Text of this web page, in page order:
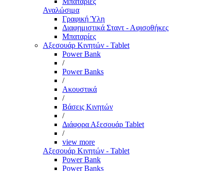
Αναλώσιμα
Γραφική Ύλη
Διαφημιστικά Σταντ - Αφισοθήκες
Μπαταρίες
Αξεσουάρ Κινητών - Tablet
Power Bank
/
Power Banks
/
Ακουστικά
/
Βάσεις Κινητών
/
Διάφορα Αξεσουάρ Tablet
/
view more
Αξεσουάρ Κινητών - Tablet
Power Bank
Power Banks